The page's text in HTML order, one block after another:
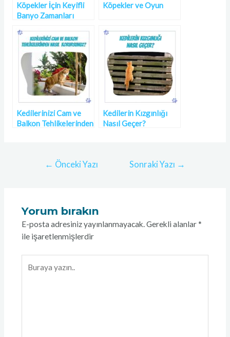
Köpekler İçin Keyifli
Banyo Zamanları
Köpekler ve Oyun
Kedilerinizi Cam ve
Balkon Tehlikelerinden
Kedilerin Kızgınlığı
Nasıl Geçer?
← Önceki Yazı Sonraki Yazı →
Yorum bırakın
E-posta adresiniz yayınlanmayacak.Gerekli alanlar *
ile işaretlenmişlerdir
yazın..